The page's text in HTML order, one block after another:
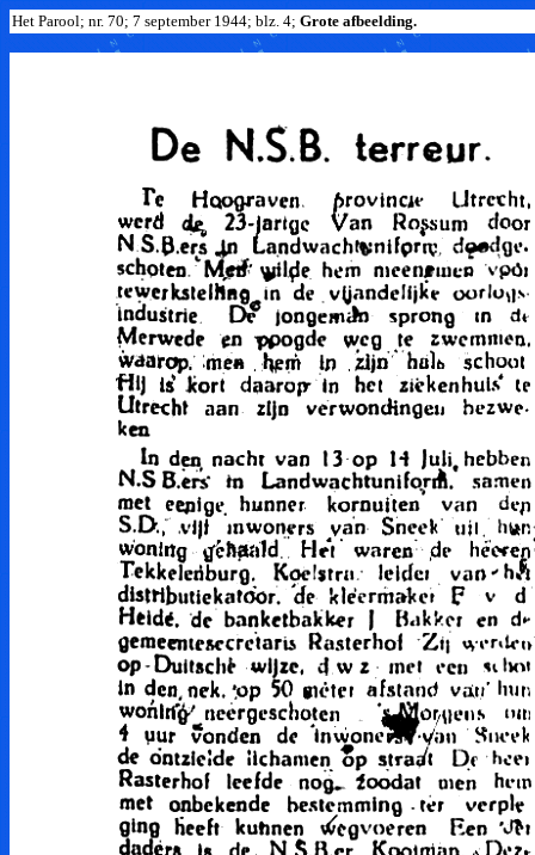
Het Parool; nr. 70; 7 september 1944; blz. 4; Grote afbeelding.